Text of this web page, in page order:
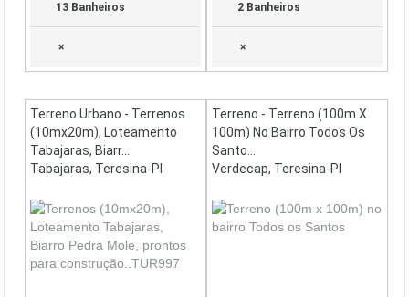
13 Banheiros
×
2 Banheiros
×
Terreno Urbano - Terrenos
(10mx20m), Loteamento
Tabajaras, Biarr...
Tabajaras, Teresina-PI
Terreno - Terreno (100m X
100m) No Bairro Todos Os
Santo...
Verdecap, Teresina-PI